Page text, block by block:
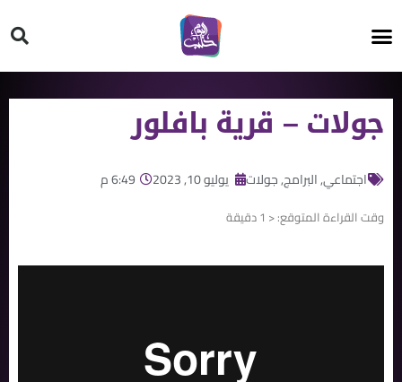
جولات – قرية بافلور
اجتماعي,البرامج,جولات يوليو 10, 2023 6:49 م
وقت القراءة المتوقع:< 1 دقيقة